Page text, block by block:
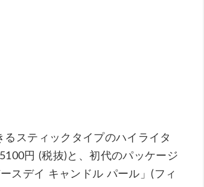
スティックタイプのハイライタ
円 (税抜)と、初代のパッケージ
スデイ キャンドル パール」(フィ